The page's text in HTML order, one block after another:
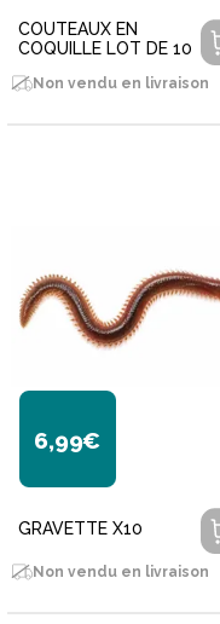
COUTEAUX EN
COQUILLE LOT DE 10
Non vendu en livraison
6,99€
GRAVETTE X10
Non vendu en livraison